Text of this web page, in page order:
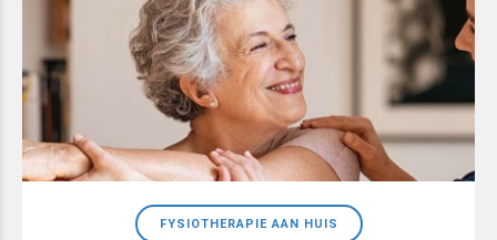
FYSIOTHERAPIE AAN HUIS